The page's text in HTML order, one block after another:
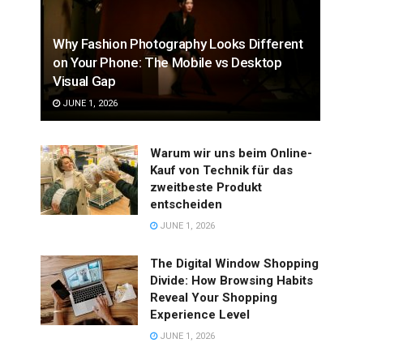
Why Fashion Photography Looks Different
on Your Phone: The Mobile vs Desktop
Visual Gap
JUNE 1, 2026
Warum wir uns beim Online-
Kauf von Technik für das
zweitbeste Produkt
entscheiden
JUNE 1, 2026
The Digital Window Shopping
Divide: How Browsing Habits
Reveal Your Shopping
Experience Level
JUNE 1, 2026